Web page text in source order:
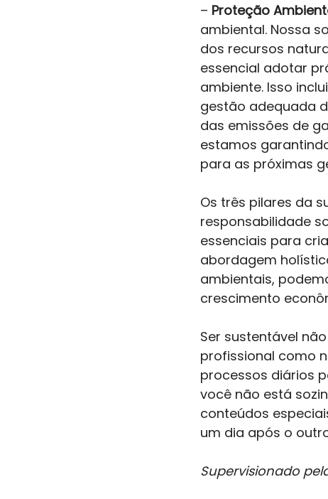
– Proteção
ambiental. Nossa
dos recursos
essencial adotar
ambiente. Isso
gestão adequada
das emissões de
estamos
para as próximas
Os três pilares da
responsabilidade
essenciais para
abordagem
ambientais,
crescimento
Ser sustentável
profissional como
processos diários
você não está
conteúdos
um dia após o
Supervisionado